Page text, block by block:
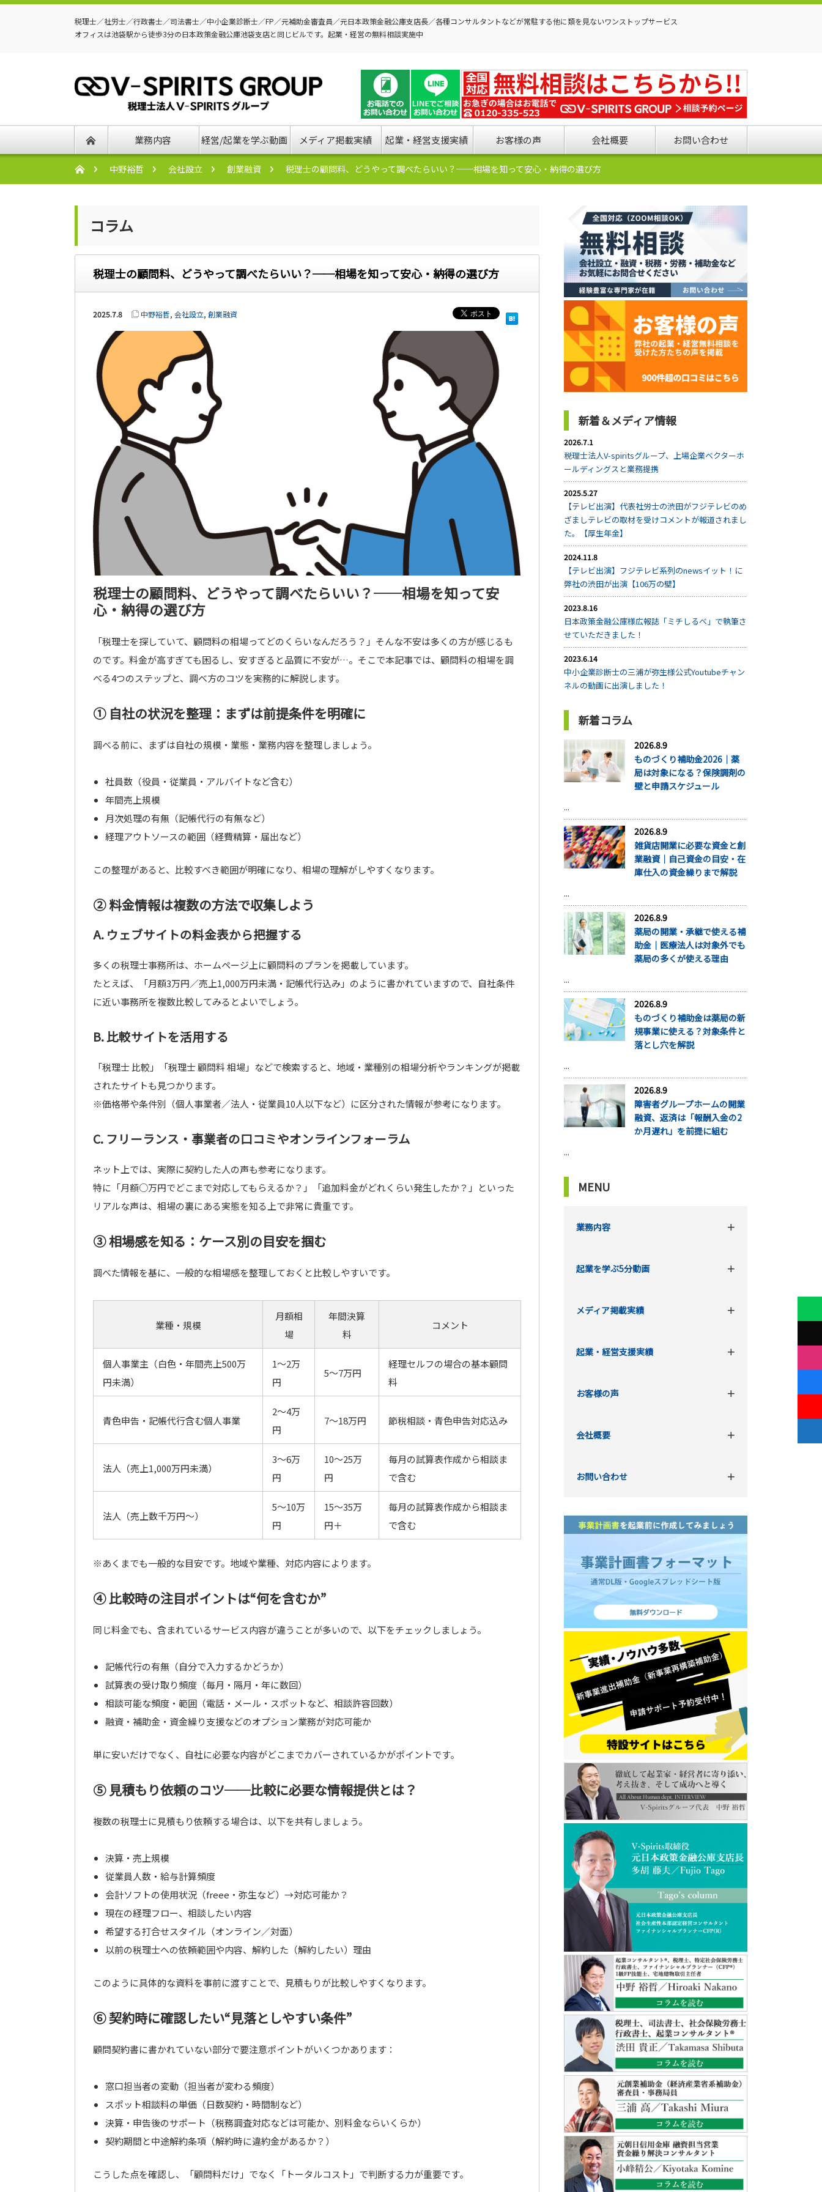
税理士／社労士／行政書士／司法書士／中小企業診断士／FP／元補助金審査員／元日本政策金融公庫支店長／各種コンサルタントなどが常駐する他に類を見ないワンストップサービス
オフィスは池袋駅から徒歩3分の日本政策金融公庫池袋支店と同じビルです。起業・経営の無料相談実施中
業務内容 経営/起業を学ぶ動画 メディア掲載実績 起業・経営支援実績 お客様の声 会社概要 お問い合わせ
中野裕哲 会社設立 創業融資 税理士の顧問料、どうやって調べたらいい？──相場を知って安心・納得の選び方
コラム
税理士の顧問料、どうやって調べたらいい？──相場を知って安心・納得の選び方
2025.7.8 中野裕哲, 会社設立, 創業融資
税理士の顧問料、どうやって調べたらいい？──相場を知って安
心・納得の選び方
「税理士を探していて、顧問料の相場ってどのくらいなんだろう？」そんな不安は多くの方が感じるも
のです。料金が高すぎても困るし、安すぎると品質に不安が…。そこで本記事では、顧問料の相場を調
べる4つのステップと、調べ方のコツを実務的に解説します。
① 自社の状況を整理：まずは前提条件を明確に
調べる前に、まずは自社の規模・業態・業務内容を整理しましょう。
社員数（役員・従業員・アルバイトなど含む）
年間売上規模
月次処理の有無（記帳代行の有無など）
経理アウトソースの範囲（経費精算・届出など）
この整理があると、比較すべき範囲が明確になり、相場の理解がしやすくなります。
② 料金情報は複数の方法で収集しよう
A. ウェブサイトの料金表から把握する
多くの税理士事務所は、ホームページ上に顧問料のプランを掲載しています。
たとえば、「月額3万円／売上1,000万円未満・記帳代行込み」のように書かれていますので、自社条件
に近い事務所を複数比較してみるとよいでしょう。
B. 比較サイトを活用する
「税理士 比較」「税理士 顧問料 相場」などで検索すると、地域・業種別の相場分析やランキングが掲載
されたサイトも見つかります。
※価格帯や条件別（個人事業者／法人・従業員10人以下など）に区分された情報が参考になります。
C. フリーランス・事業者の口コミやオンラインフォーラム
ネット上では、実際に契約した人の声も参考になります。
特に「月額○万円でどこまで対応してもらえるか？」「追加料金がどれくらい発生したか？」といった
リアルな声は、相場の裏にある実態を知る上で非常に貴重です。
③ 相場感を知る：ケース別の目安を掴む
調べた情報を基に、一般的な相場感を整理しておくと比較しやすいです。
業種・規模
月額相
場
年間決算
料
コメント
個人事業主（白色・年間売上500万
円未満）
1〜2万
円
5〜7万円
経理セルフの場合の基本顧問
料
青色申告・記帳代行含む個人事業
2〜4万
円
7〜18万円 節税相談・青色申告対応込み
法人（売上1,000万円未満）
3〜6万
円
10〜25万
円
毎月の試算表作成から相談ま
で含む
法人（売上数千万円〜）
5〜10万
円
15〜35万
円＋
毎月の試算表作成から相談ま
で含む
※あくまでも一般的な目安です。地域や業種、対応内容によります。
④ 比較時の注目ポイントは“何を含むか”
同じ料金でも、含まれているサービス内容が違うことが多いので、以下をチェックしましょう。
記帳代行の有無（自分で入力するかどうか）
試算表の受け取り頻度（毎月・隔月・年に数回）
相談可能な頻度・範囲（電話・メール・スポットなど、相談許容回数）
融資・補助金・資金繰り支援などのオプション業務が対応可能か
単に安いだけでなく、自社に必要な内容がどこまでカバーされているかがポイントです。
⑤ 見積もり依頼のコツ──比較に必要な情報提供とは？
複数の税理士に見積もり依頼する場合は、以下を共有しましょう。
決算・売上規模
従業員人数・給与計算頻度
会計ソフトの使用状況（freee・弥生など）→対応可能か？
現在の経理フロー、相談したい内容
希望する打合せスタイル（オンライン／対面）
以前の税理士への依頼範囲や内容、解約した（解約したい）理由
このように具体的な資料を事前に渡すことで、見積もりが比較しやすくなります。
⑥ 契約時に確認したい“見落としやすい条件”
顧問契約書に書かれていない部分で要注意ポイントがいくつかあります：
窓口担当者の変動（担当者が変わる頻度）
スポット相談料の単価（日数契約・時間制など）
決算・申告後のサポート（税務調査対応などは可能か、別料金ならいくらか）
契約期間と中途解約条項（解約時に違約金があるか？）
こうした点を確認し、「顧問料だけ」でなく「トータルコスト」で判断する力が重要です。
新着＆メディア情報
2026.7.1
税理士法人V-spiritsグループ、上場企業ベクターホ
ールディングスと業務提携
2025.5.27
【テレビ出演】代表社労士の渋田がフジテレビのめ
ざましテレビの取材を受けコメントが報道されまし
た。【厚生年金】
2024.11.8
【テレビ出演】フジテレビ系列のnewsイット！に
弊社の渋田が出演【106万の壁】
2023.8.16
日本政策金融公庫様広報誌「ミチしるべ」で執筆さ
せていただきました！
2023.6.14
中小企業診断士の三浦が弥生様公式Youtubeチャン
ネルの動画に出演しました！
新着コラム
2026.8.9
ものづくり補助金2026｜薬
局は対象になる？保険調剤の
壁と申請スケジュール
...
2026.8.9
雑貨店開業に必要な資金と創
業融資｜自己資金の目安・在
庫仕入の資金繰りまで解説
...
2026.8.9
薬局の開業・承継で使える補
助金｜医療法人は対象外でも
薬局の多くが使える理由
...
2026.8.9
ものづくり補助金は薬局の新
規事業に使える？対象条件と
落とし穴を解説
...
2026.8.9
障害者グループホームの開業
融資、返済は「報酬入金の2
か月遅れ」を前提に組む
...
MENU
業務内容
起業を学ぶ5分動画
メディア掲載実績
起業・経営支援実績
お客様の声
会社概要
お問い合わせ